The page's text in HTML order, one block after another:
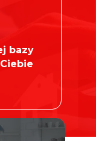
bazy